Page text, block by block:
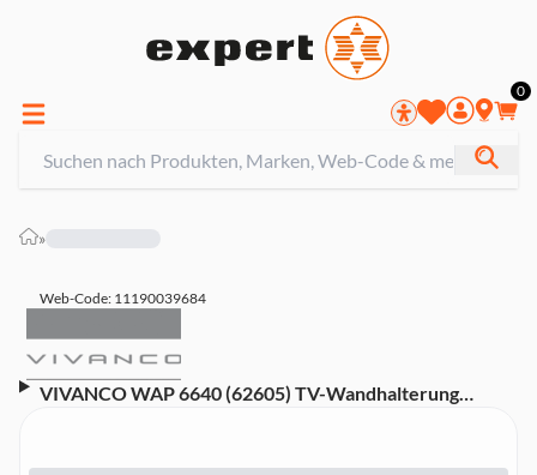
0
»
Web-Code: 11190039684
VIVANCO WAP 6640 (62605) TV-Wandhalterung